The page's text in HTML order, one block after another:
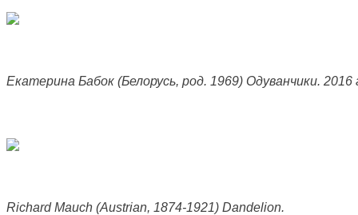
Екатерина Бабок (Белорусь, род. 1969) Одуванчики. 2016
Richard Mauch (Austrian, 1874-1921) Dandelion.